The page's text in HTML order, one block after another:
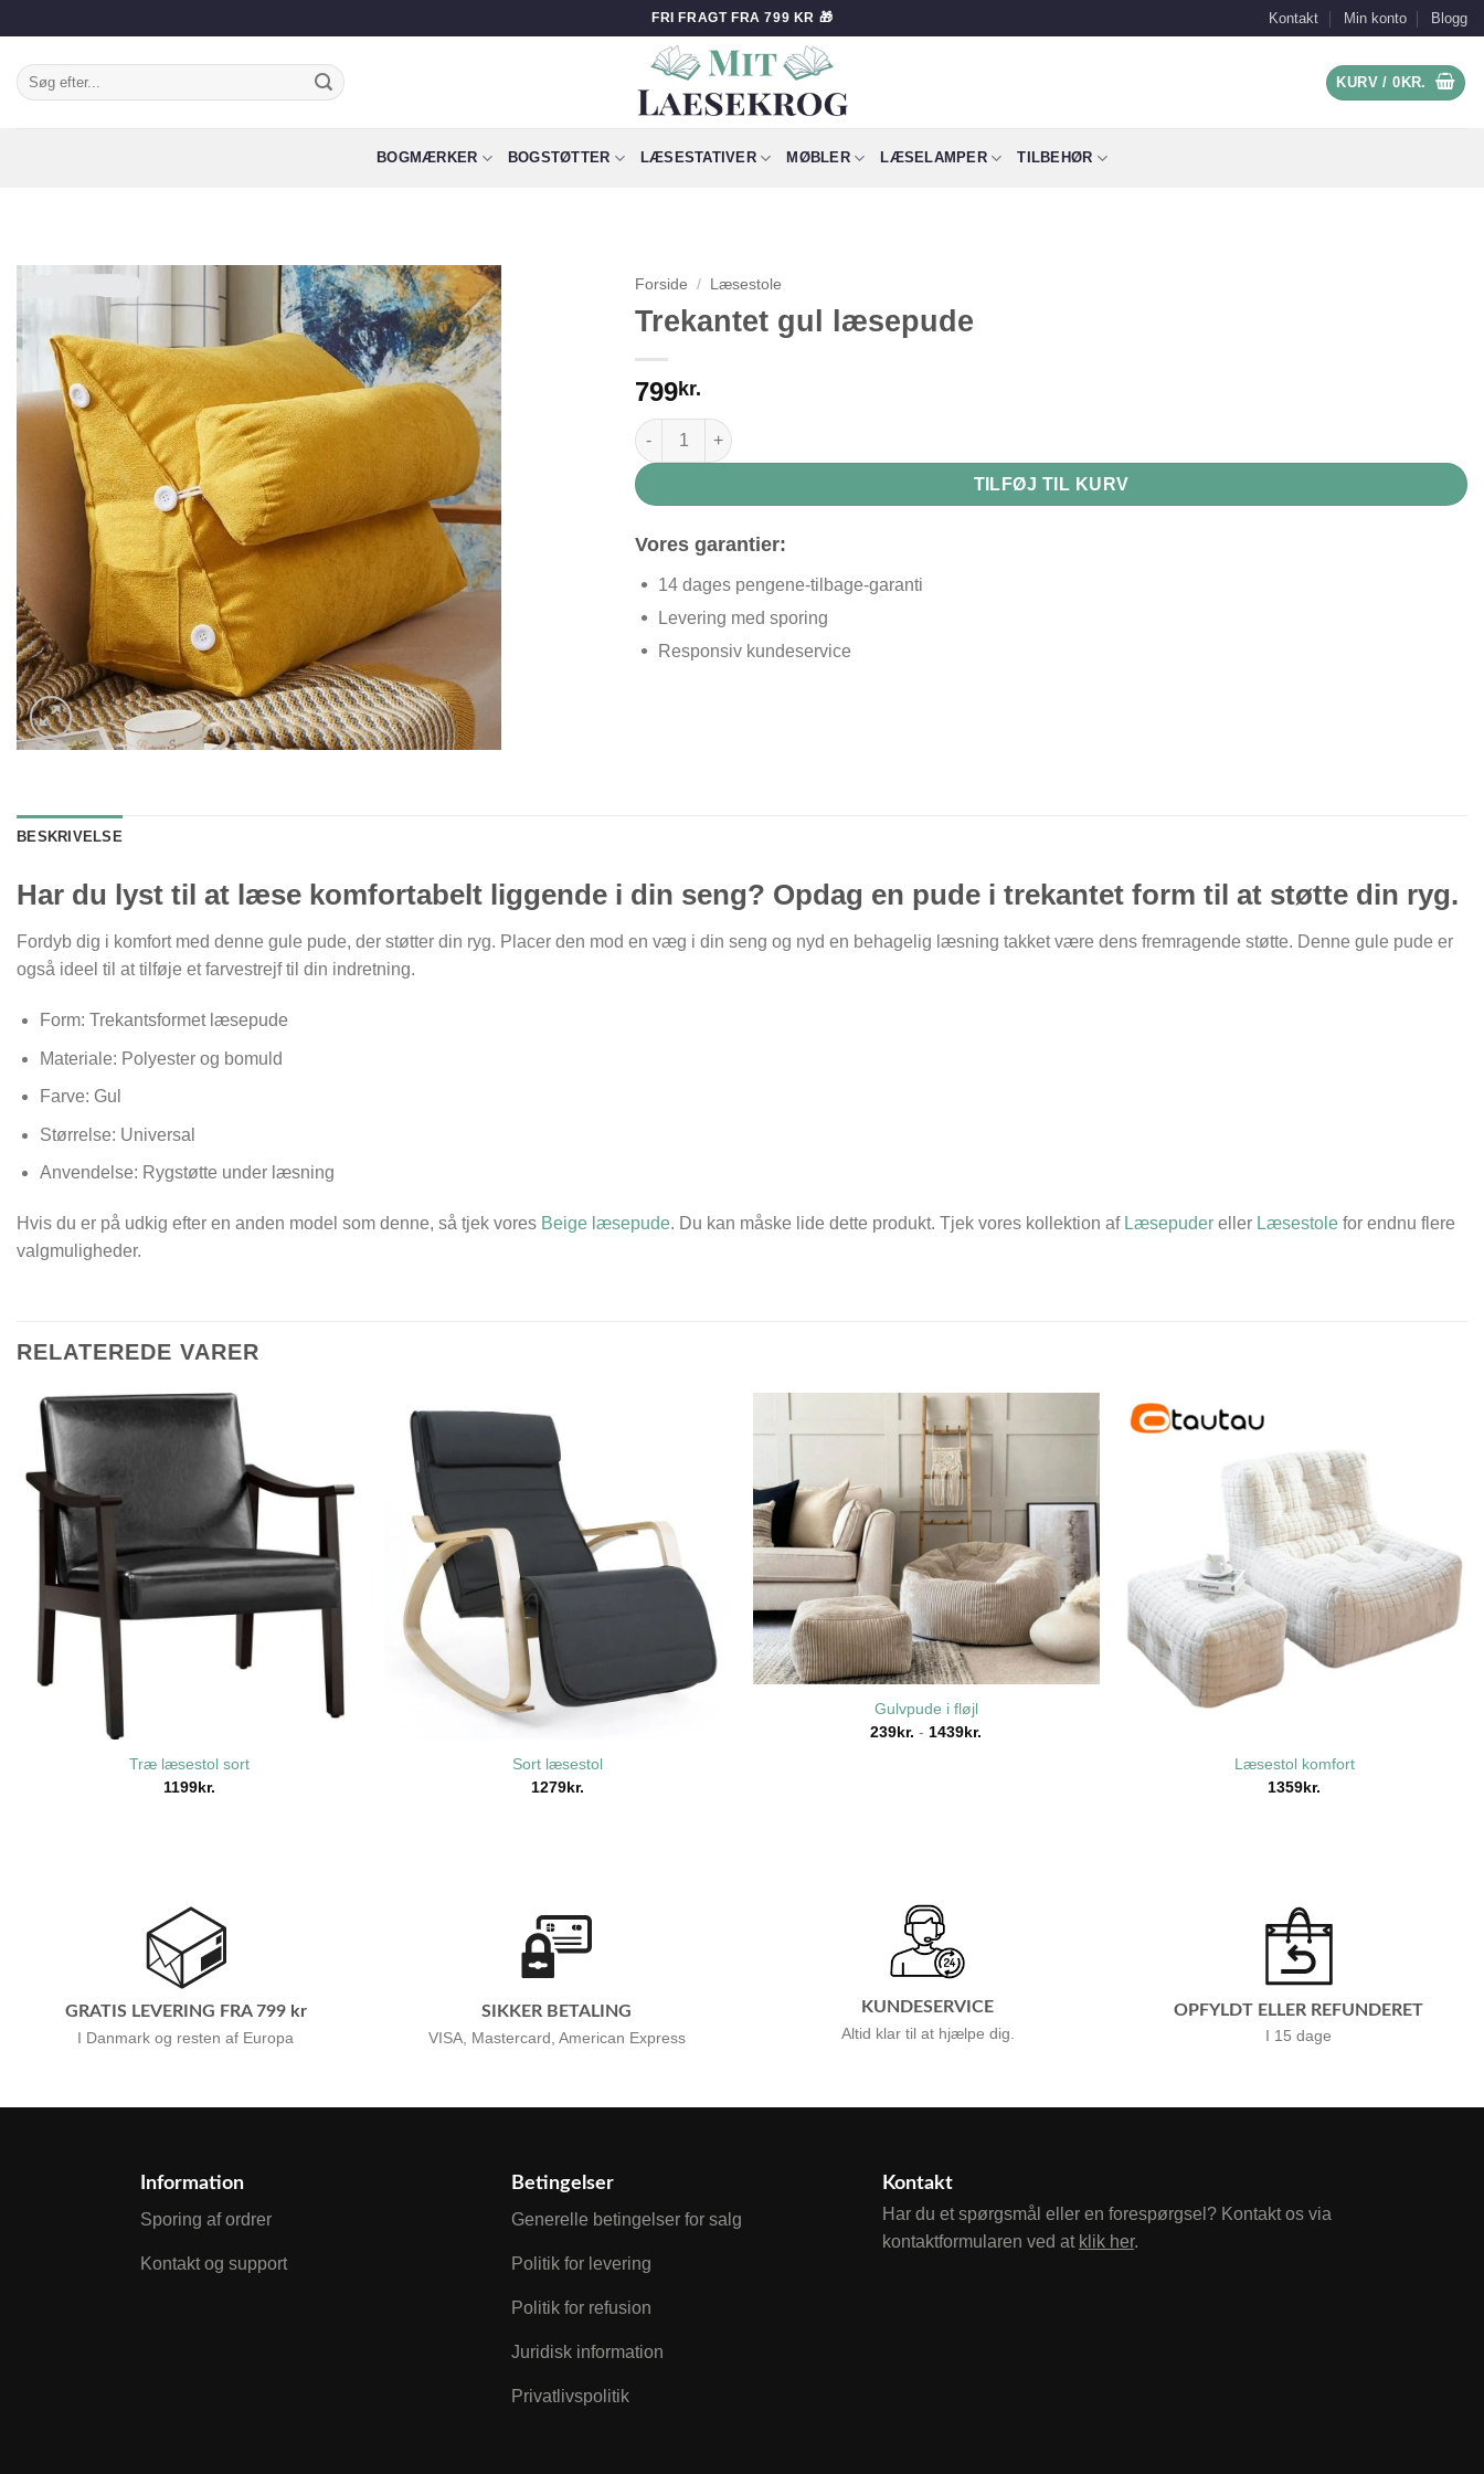
til
indhold
FRI FRAGT FRA 799 KR 🎁 Kontakt Min konto Blogg
Søg
efter:
KURV /0KR.
BOGMÆRKER BOGSTØTTER LÆSESTATIVER MØBLER LÆSELAMPER TILBEHØR
Forside / Læsestole
Trekantet gul læsepude
799kr.
Trekantet gul læsepude antal
TILFØJ TIL KURV
Vores garantier:
14 dages pengene-tilbage-garanti
Levering med sporing
Responsiv kundeservice
BESKRIVELSE
Har du lyst til at læse komfortabelt liggende i din seng? Opdag en pude i trekantet form til at støtte din ryg.
Fordyb dig i komfort med denne gule pude, der støtter din ryg. Placer den mod en væg i din seng og nyd en behagelig læsning takket være dens fremragende støtte. Denne gule pude er
også ideel til at tilføje et farvestrejf til din indretning.
Form: Trekantsformet læsepude
Materiale: Polyester og bomuld
Farve: Gul
Størrelse: Universal
Anvendelse: Rygstøtte under læsning
Hvis du er på udkig efter en anden model som denne, så tjek vores Beige læsepude. Du kan måske lide dette produkt. Tjek vores kollektion af Læsepuder eller Læsestole for endnu flere
valgmuligheder.
RELATEREDE VARER
Træ læsestol sort
1199kr.
Sort læsestol
1279kr.
Gulvpude i fløjl
239kr. - 1439kr.
Læsestol komfort
1359kr.
GRATIS LEVERING FRA 799 kr
I Danmark og resten af Europa
SIKKER BETALING
VISA, Mastercard, American Express
KUNDESERVICE
Altid klar til at hjælpe dig.
OPFYLDT ELLER REFUNDERET
I 15 dage
Information
Sporing af ordrer
Kontakt og support
Betingelser
Generelle betingelser for salg
Politik for levering
Politik for refusion
Juridisk information
Privatlivspolitik
Kontakt
Har du et spørgsmål eller en forespørgsel? Kontakt os via
kontaktformularen ved at klik her.